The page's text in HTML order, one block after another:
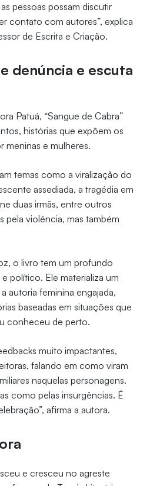
pessoas possam discutir
contato com autores”, explica
de Escrita e Criação.
denúncia e escuta
Patuá, “Sangue de Cabra”
histórias que expõem os
meninas e mulheres.
temas como a viralização do
assediada, a tragédia em
duas irmãs, entre outros
pela violência, mas também
o livro tem um profundo
político. Ele materializa um
autoria feminina engajada,
baseadas em situações que
conheceu de perto.
muito impactantes,
falando em como viram
naquelas personagens.
como pelas insurgências. É
afirma a autora.
e cresceu no agreste